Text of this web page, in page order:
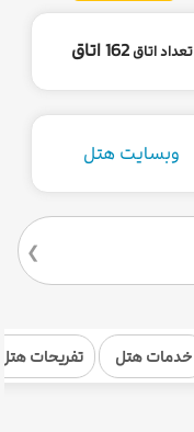
تعداد اتاق162 اتاق
وبسایت هتل
خدمات هتل تفریحات